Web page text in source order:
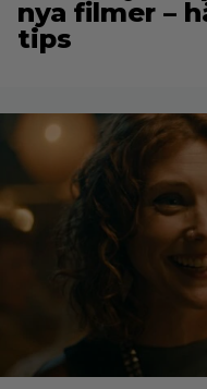
nya filmer –
tips